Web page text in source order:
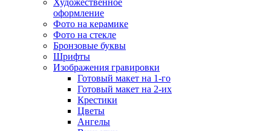
Художественное
оформление
Фото на керамике
Фото на стекле
Бронзовые буквы
Шрифты
Изображения гравировки
Готовый макет на 1-го
Готовый макет на 2-их
Крестики
Цветы
Ангелы